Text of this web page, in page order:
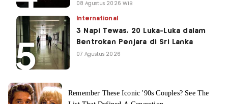
08 Agustus 2026 WIB
International
3 Napi Tewas, 20 Luka-Luka dalam
Bentrokan Penjara di Sri Lanka
07 Agustus 2026